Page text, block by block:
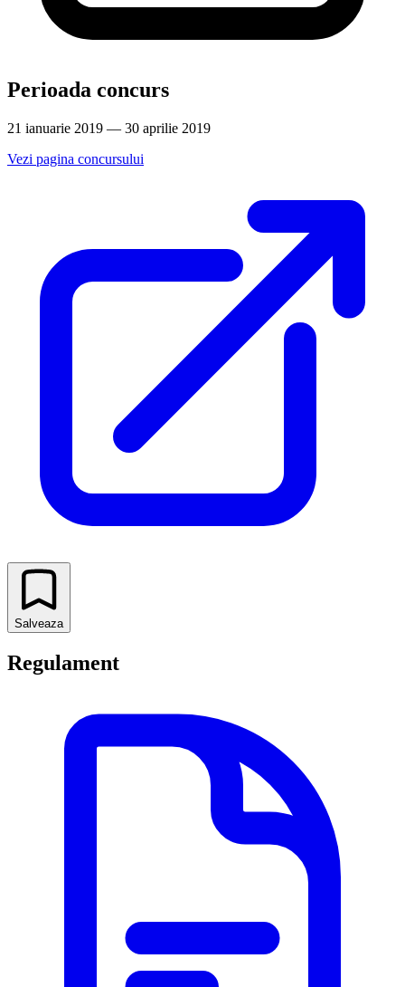
Perioada concurs
21 ianuarie 2019 — 30 aprilie 2019
Vezi pagina concursului
Salveaza
Regulament